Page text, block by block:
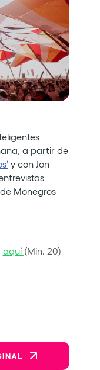
a partir de
y con Jon
Monegros
aquí (Min. 20)